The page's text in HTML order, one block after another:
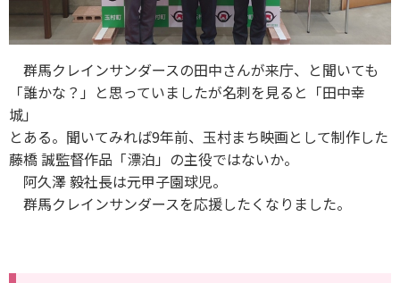
群馬クレインサンダースの田中さんが来庁、と聞いても
「誰かな？」と思っていましたが名刺を見ると「田中幸
城」
とある。聞いてみれば9年前、玉村まち映画として制作した
藤橋 誠監督作品「漂泊」の主役ではないか。
阿久澤 毅社長は元甲子園球児。
群馬クレインサンダースを応援したくなりました。